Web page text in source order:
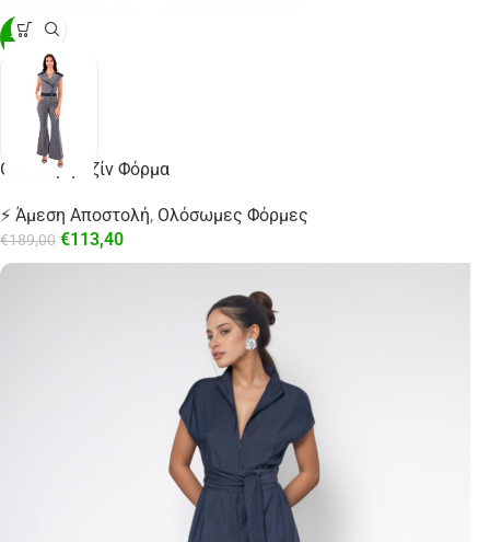
-40%
Ολόσωμη Τζίν Φόρμα
⚡ Άμεση Αποστολή, Ολόσωμες Φόρμες
€189,00 €113,40